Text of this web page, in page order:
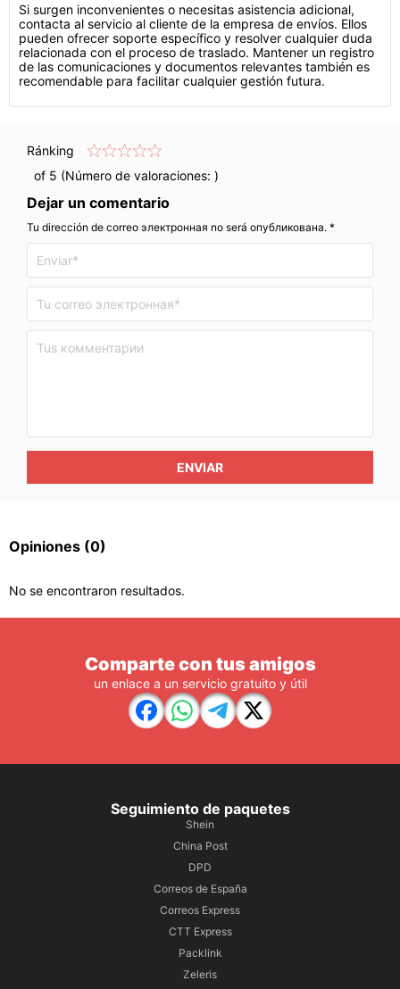
Si surgen inconvenientes o necesitas asistencia adicional,
contacta al servicio al cliente de la empresa de envíos. Ellos
pueden ofrecer soporte específico y resolver cualquier duda
relacionada con el proceso de traslado. Mantener un registro
de las comunicaciones y documentos relevantes también es
recomendable para facilitar cualquier gestión futura.
Ránking
of 5 (Número de valoraciones: )
Dejar un comentario
Tu dirección de correo электронная no será опубликована. *
ENVIAR
Opiniones (0)
No se encontraron resultados.
Comparte con tus amigos
un enlace a un servicio gratuito y útil
Seguimiento de paquetes
Shein
China Post
DPD
Correos de España
Correos Express
CTT Express
Packlink
Zeleris